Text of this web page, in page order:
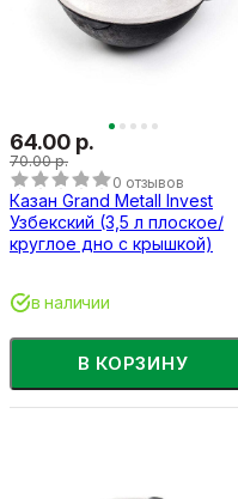
64.00 р.
70.00 р.
0 отзывов
Казан Grand Metall Invest
Узбекский (3,5 л плоское/
круглое дно с крышкой)
В КОРЗИНУ
в наличии